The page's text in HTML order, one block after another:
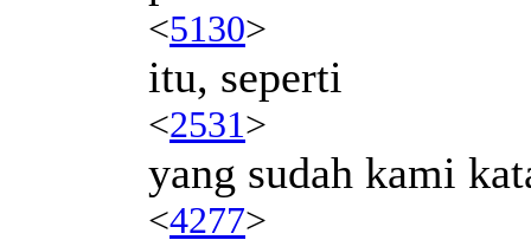
<5130>
itu, seperti
<2531>
yang sudah kami
<4277>